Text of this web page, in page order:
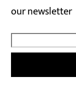
our newsletter